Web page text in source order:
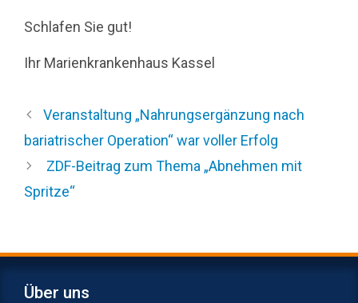
Schlafen Sie gut!
Ihr Marienkrankenhaus Kassel
Veranstaltung „Nahrungsergänzung nach
bariatrischer Operation“ war voller Erfolg
ZDF-Beitrag zum Thema „Abnehmen mit
Spritze“
Über uns